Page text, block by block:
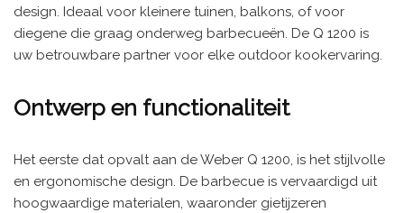
design. Ideaal voor kleinere tuinen, balkons, of voor
diegene die graag onderweg barbecueën. De Q 1200 is
uw betrouwbare partner voor elke outdoor kookervaring.
Ontwerp en functionaliteit
Het eerste dat opvalt aan de Weber Q 1200, is het stijlvolle
en ergonomische design. De barbecue is vervaardigd uit
hoogwaardige materialen, waaronder gietijzeren